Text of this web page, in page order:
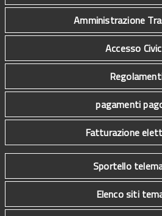
Amministrazione
Accesso
pagamenti
Fatturazione
Sportello
Elenco siti